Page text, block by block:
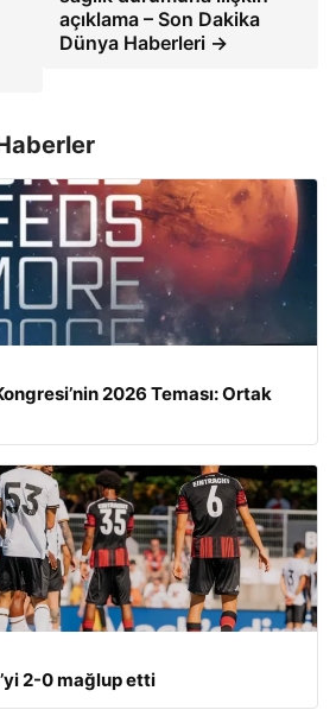
açıklama – Son Dakika
Dünya Haberleri →
2026 Teması: Ortak
2-0 mağlup etti